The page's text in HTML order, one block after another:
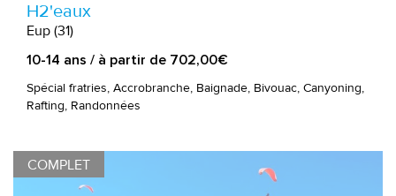
H2'eaux
Eup (31)
10-14 ans / à partir de 702,00€
Spécial fratries, Accrobranche, Baignade, Bivouac, Canyoning,
Rafting, Randonnées
COMPLET